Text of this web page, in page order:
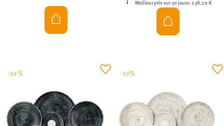
Meilleur prix sur 30 jours:238,20 €
-22% -22%